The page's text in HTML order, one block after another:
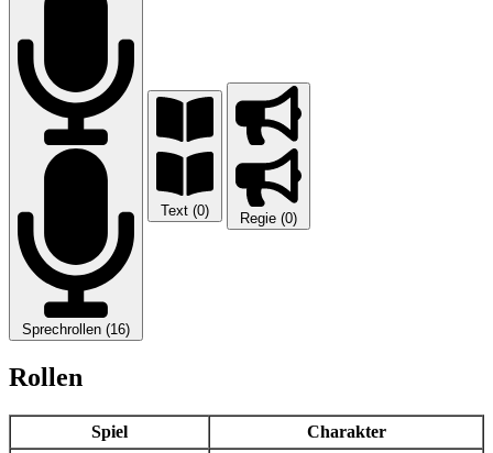
Sprechrollen (16)
Text (0) Regie (0)
Rollen
Spiel
Charakter